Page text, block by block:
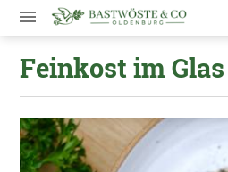
Feinkost im Glas